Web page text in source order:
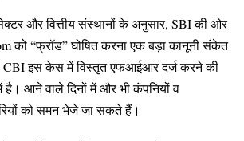
और वित्तीय संस्थानों के अनुसार, SBI की ओर
को “फ्रॉड” घोषित करना एक बड़ा कानूनी संकेत
इस केस में विस्तृत एफआईआर दर्ज करने की
है। आने वाले दिनों में और भी कंपनियों व
को समन भेजे जा सकते हैं।